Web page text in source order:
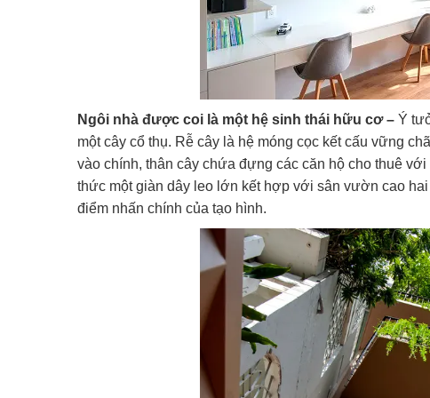
Ngôi nhà được coi là một hệ sinh thái hữu cơ – Ý
một cây cổ thụ. Rễ cây là hệ móng cọc kết cấu vững
vào chính, thân cây chứa đựng các căn hộ cho thuê
thức một giàn dây leo lớn kết hợp với sân vườn cao
điểm nhấn chính của tạo hình.